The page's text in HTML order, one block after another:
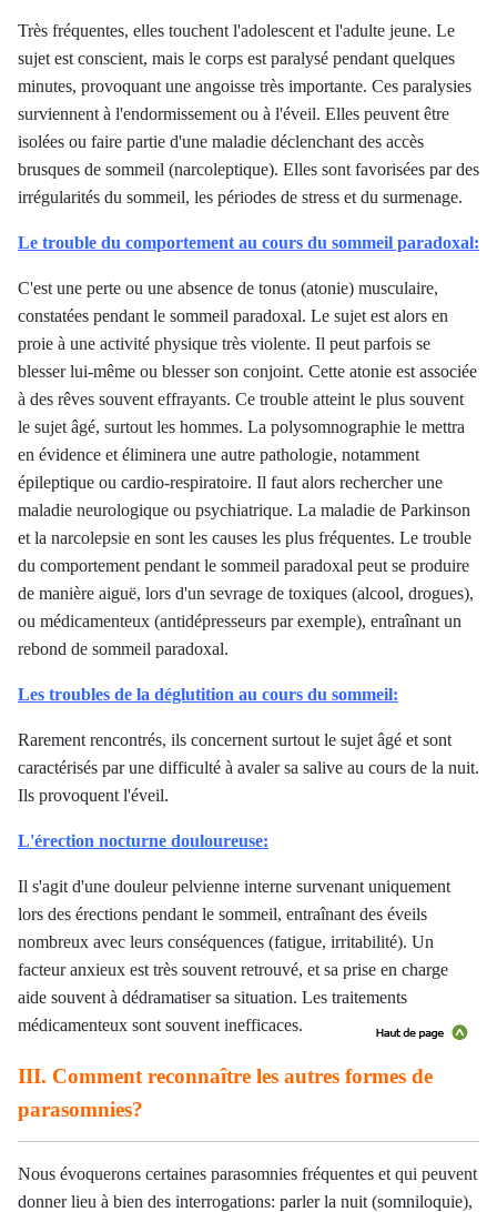
Très fréquentes, elles touchent l'adolescent et l'adulte jeune. Le
sujet est conscient, mais le corps est paralysé pendant quelques
minutes, provoquant une angoisse très importante. Ces paralysies
surviennent à l'endormissement ou à l'éveil. Elles peuvent être
isolées ou faire partie d'une maladie déclenchant des accès
brusques de sommeil (narcoleptique). Elles sont favorisées par des
irrégularités du sommeil, les périodes de stress et du surmenage.
Le trouble du comportement au cours du sommeil paradoxal:
C'est une perte ou une absence de tonus (atonie) musculaire,
constatées pendant le sommeil paradoxal. Le sujet est alors en
proie à une activité physique très violente. Il peut parfois se
blesser lui-même ou blesser son conjoint. Cette atonie est associée
à des rêves souvent effrayants. Ce trouble atteint le plus souvent
le sujet âgé, surtout les hommes. La polysomnographie le mettra
en évidence et éliminera une autre pathologie, notamment
épileptique ou cardio-respiratoire. Il faut alors rechercher une
maladie neurologique ou psychiatrique. La maladie de Parkinson
et la narcolepsie en sont les causes les plus fréquentes. Le trouble
du comportement pendant le sommeil paradoxal peut se produire
de manière aiguë, lors d'un sevrage de toxiques (alcool, drogues),
ou médicamenteux (antidépresseurs par exemple), entraînant un
rebond de sommeil paradoxal.
Les troubles de la déglutition au cours du sommeil:
Rarement rencontrés, ils concernent surtout le sujet âgé et sont
caractérisés par une difficulté à avaler sa salive au cours de la nuit.
Ils provoquent l'éveil.
L'érection nocturne douloureuse:
Il s'agit d'une douleur pelvienne interne survenant uniquement
lors des érections pendant le sommeil, entraînant des éveils
nombreux avec leurs conséquences (fatigue, irritabilité). Un
facteur anxieux est très souvent retrouvé, et sa prise en charge
aide souvent à dédramatiser sa situation. Les traitements
médicamenteux sont souvent inefficaces.
III. Comment reconnaître les autres formes de
parasomnies?
Nous évoquerons certaines parasomnies fréquentes et qui peuvent
donner lieu à bien des interrogations: parler la nuit (somniloquie),